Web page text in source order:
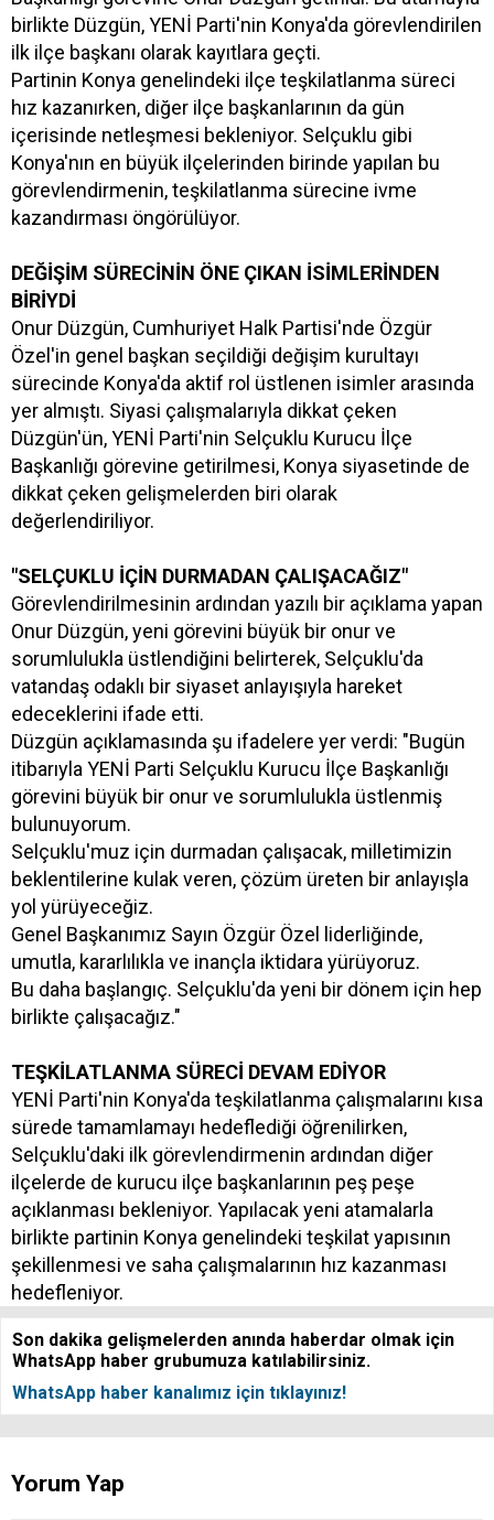
birlikte Düzgün, YENİ Parti'nin Konya'da görevlendirilen
ilk ilçe başkanı olarak kayıtlara geçti.
Partinin Konya genelindeki ilçe teşkilatlanma süreci
hız kazanırken, diğer ilçe başkanlarının da gün
içerisinde netleşmesi bekleniyor. Selçuklu gibi
Konya'nın en büyük ilçelerinden birinde yapılan bu
görevlendirmenin, teşkilatlanma sürecine ivme
kazandırması öngörülüyor.
DEĞİŞİM SÜRECİNİN ÖNE ÇIKAN İSİMLERİNDEN
BİRİYDİ
Onur Düzgün, Cumhuriyet Halk Partisi'nde Özgür
Özel'in genel başkan seçildiği değişim kurultayı
sürecinde Konya'da aktif rol üstlenen isimler arasında
yer almıştı. Siyasi çalışmalarıyla dikkat çeken
Düzgün'ün, YENİ Parti'nin Selçuklu Kurucu İlçe
Başkanlığı görevine getirilmesi, Konya siyasetinde de
dikkat çeken gelişmelerden biri olarak
değerlendiriliyor.
"SELÇUKLU İÇİN DURMADAN ÇALIŞACAĞIZ"
Görevlendirilmesinin ardından yazılı bir açıklama yapan
Onur Düzgün, yeni görevini büyük bir onur ve
sorumlulukla üstlendiğini belirterek, Selçuklu'da
vatandaş odaklı bir siyaset anlayışıyla hareket
edeceklerini ifade etti.
Düzgün açıklamasında şu ifadelere yer verdi: "Bugün
itibarıyla YENİ Parti Selçuklu Kurucu İlçe Başkanlığı
görevini büyük bir onur ve sorumlulukla üstlenmiş
bulunuyorum.
Selçuklu'muz için durmadan çalışacak, milletimizin
beklentilerine kulak veren, çözüm üreten bir anlayışla
yol yürüyeceğiz.
Genel Başkanımız Sayın Özgür Özel liderliğinde,
umutla, kararlılıkla ve inançla iktidara yürüyoruz.
Bu daha başlangıç. Selçuklu'da yeni bir dönem için hep
birlikte çalışacağız."
TEŞKİLATLANMA SÜRECİ DEVAM EDİYOR
YENİ Parti'nin Konya'da teşkilatlanma çalışmalarını kısa
sürede tamamlamayı hedeflediği öğrenilirken,
Selçuklu'daki ilk görevlendirmenin ardından diğer
ilçelerde de kurucu ilçe başkanlarının peş peşe
açıklanması bekleniyor. Yapılacak yeni atamalarla
birlikte partinin Konya genelindeki teşkilat yapısının
şekillenmesi ve saha çalışmalarının hız kazanması
hedefleniyor.
Son dakika gelişmelerden anında haberdar olmak için
WhatsApp haber grubumuza katılabilirsiniz.
WhatsApp haber kanalımız için tıklayınız!
Yorum Yap